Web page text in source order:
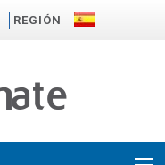
REGIÓN